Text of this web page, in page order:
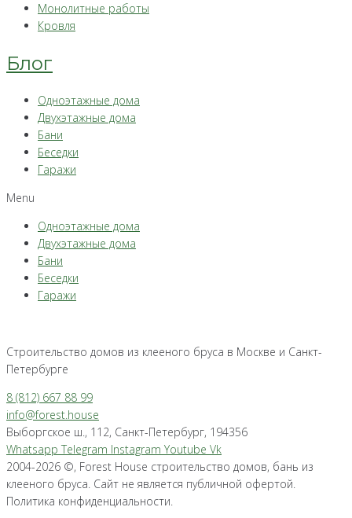
Монолитные работы
Кровля
Блог
Одноэтажные дома
Двухэтажные дома
Бани
Беседки
Гаражи
Menu
Одноэтажные дома
Двухэтажные дома
Бани
Беседки
Гаражи
Строительство домов из клееного бруса в Москве и Санкт-
Петербурге
8 (812) 667 88 99
info@forest.house
Выборгское ш., 112, Санкт-Петербург, 194356
Whatsapp Telegram Instagram Youtube Vk
2004-2026 ©, Forest House строительство домов, бань из
клееного бруса. Сайт не является публичной офертой.
Политика конфиденциальности.